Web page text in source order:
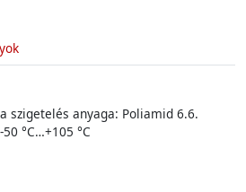
szigetelés anyaga: Poliamid 6.6.
°C…+105 °C